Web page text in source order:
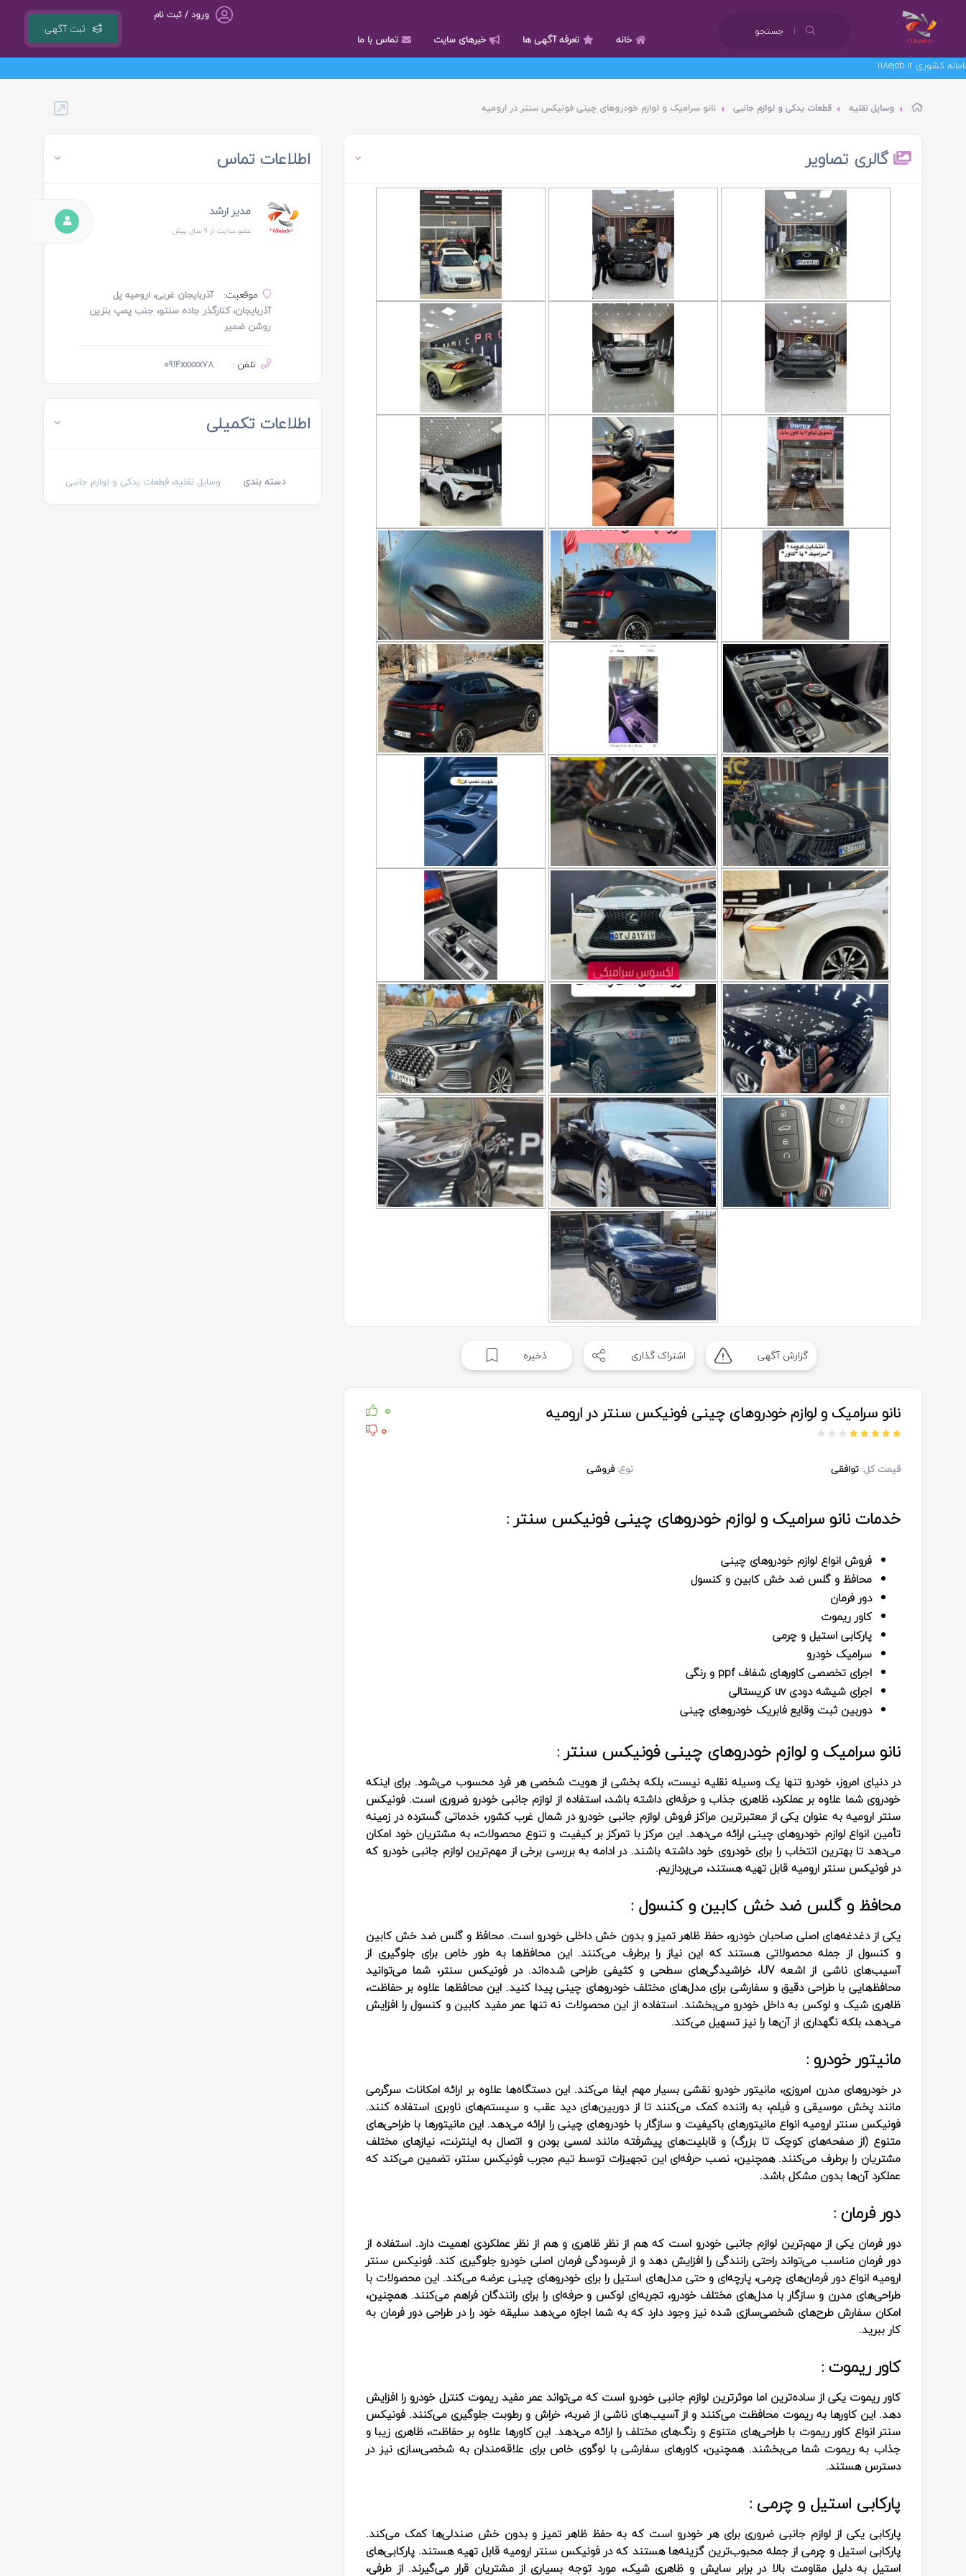
جستجو ثبت آگهی
ورود / ثبت نام
خانه تعرفه آگهی ها خبرهای سایت
تماس با ما
وسایل نقلیه قطعات یدکی و لوازم جانبی نانو سرامیک و لوازم خودروهای چینی فونیکس سنتر در ارومیه
گالری تصاویر
گزارش آگهی اشتراک گذاری ذخیره
نانو سرامیک و لوازم خودروهای چینی فونیکس سنتر در ارومیه
0
0
قیمت کل: توافقی نوع:فروشی
خدمات نانو سرامیک و لوازم خودروهای چینی فونیکس سنتر :
فروش انواع لوازم خودروهای چینی
محافظ و گلس ضد خش کابین و کنسول
دور فرمان
کاور ریموت
پارکابی استیل و چرمی
سرامیک خودرو
اجرای تخصصی کاورهای شفاف ppf و رنگی
اجرای شیشه دودی uv کریستالی
دوربین ثبت وقایع فابریک خودروهای چینی
نانو سرامیک و لوازم خودروهای چینی فونیکس سنتر :
در دنیای امروز، خودرو تنها یک وسیله نقلیه نیست، بلکه بخشی از هویت شخصی هر فرد محسوب می‌شود. برای اینکه
خودروی شما علاوه بر عملکرد، ظاهری جذاب و حرفه‌ای داشته باشد، استفاده از لوازم جانبی خودرو ضروری است. فونیکس
سنتر ارومیه به عنوان یکی از معتبرترین مراکز فروش لوازم جانبی خودرو در شمال غرب کشور، خدماتی گسترده در زمینه
تأمین انواع لوازم خودروهای چینی ارائه می‌دهد. این مرکز با تمرکز بر کیفیت و تنوع محصولات، به مشتریان خود امکان
می‌دهد تا بهترین انتخاب را برای خودروی خود داشته باشند. در ادامه به بررسی برخی از مهم‌ترین لوازم جانبی خودرو که
در فونیکس سنتر ارومیه قابل تهیه هستند، می‌پردازیم.
محافظ و گلس ضد خش کابین و کنسول :
یکی از دغدغه‌های اصلی صاحبان خودرو، حفظ ظاهر تمیز و بدون خش داخلی خودرو است. محافظ و گلس ضد خش کابین
و کنسول از جمله محصولاتی هستند که این نیاز را برطرف می‌کنند. این محافظ‌ها به طور خاص برای جلوگیری از
آسیب‌های ناشی از اشعه UV، خراشیدگی‌های سطحی و کثیفی طراحی شده‌اند. در فونیکس سنتر، شما می‌توانید
محافظ‌هایی با طراحی دقیق و سفارشی برای مدل‌های مختلف خودروهای چینی پیدا کنید. این محافظ‌ها علاوه بر حفاظت،
ظاهری شیک و لوکس به داخل خودرو می‌بخشند. استفاده از این محصولات نه تنها عمر مفید کابین و کنسول را افزایش
می‌دهد، بلکه نگهداری از آن‌ها را نیز تسهیل می‌کند.
مانیتور خودرو :
در خودروهای مدرن امروزی، مانیتور خودرو نقشی بسیار مهم ایفا می‌کند. این دستگاه‌ها علاوه بر ارائه امکانات سرگرمی
مانند پخش موسیقی و فیلم، به راننده کمک می‌کنند تا از دوربین‌های دید عقب و سیستم‌های ناوبری استفاده کنند.
فونیکس سنتر ارومیه انواع مانیتورهای باکیفیت و سازگار با خودروهای چینی را ارائه می‌دهد. این مانیتورها با طراحی‌های
متنوع (از صفحه‌های کوچک تا بزرگ) و قابلیت‌های پیشرفته مانند لمسی بودن و اتصال به اینترنت، نیازهای مختلف
مشتریان را برطرف می‌کنند. همچنین، نصب حرفه‌ای این تجهیزات توسط تیم مجرب فونیکس سنتر، تضمین می‌کند که
عملکرد آن‌ها بدون مشکل باشد.
دور فرمان :
دور فرمان یکی از مهم‌ترین لوازم جانبی خودرو است که هم از نظر ظاهری و هم از نظر عملکردی اهمیت دارد. استفاده از
دور فرمان مناسب می‌تواند راحتی رانندگی را افزایش دهد و از فرسودگی فرمان اصلی خودرو جلوگیری کند. فونیکس سنتر
ارومیه انواع دور فرمان‌های چرمی، پارچه‌ای و حتی مدل‌های استیل را برای خودروهای چینی عرضه می‌کند. این محصولات با
طراحی‌های مدرن و سازگار با مدل‌های مختلف خودرو، تجربه‌ای لوکس و حرفه‌ای را برای رانندگان فراهم می‌کنند. همچنین،
امکان سفارش طرح‌های شخصی‌سازی شده نیز وجود دارد که به شما اجازه می‌دهد سلیقه خود را در طراحی دور فرمان به
کار ببرید.
کاور ریموت :
کاور ریموت یکی از ساده‌ترین اما موثرترین لوازم جانبی خودرو است که می‌تواند عمر مفید ریموت کنترل خودرو را افزایش
دهد. این کاورها به ریموت محافظت می‌کنند و از آسیب‌های ناشی از ضربه، خراش و رطوبت جلوگیری می‌کنند. فونیکس
سنتر انواع کاور ریموت با طراحی‌های متنوع و رنگ‌های مختلف را ارائه می‌دهد. این کاورها علاوه بر حفاظت، ظاهری زیبا و
جذاب به ریموت شما می‌بخشند. همچنین، کاورهای سفارشی با لوگوی خاص برای علاقه‌مندان به شخصی‌سازی نیز در
دسترس هستند.
پارکابی استیل و چرمی :
پارکابی یکی از لوازم جانبی ضروری برای هر خودرو است که به حفظ ظاهر تمیز و بدون خش صندلی‌ها کمک می‌کند.
پارکابی استیل و چرمی از جمله محبوب‌ترین گزینه‌ها هستند که در فونیکس سنتر ارومیه قابل تهیه هستند. پارکابی‌های
استیل به دلیل مقاومت بالا در برابر سایش و ظاهری شیک، مورد توجه بسیاری از مشتریان قرار می‌گیرند. از طرفی،
اطلاعات تماس
مدیر ارشد
عضو سایت از 9 سال پیش
موقعیت:
آذربایجان غربی، ارومیه پل
آذربایجان، کنارگذر جاده سنتو، جنب پمپ بنزین
روشن ضمیر
تلفن : 0914xxxxx78
اطلاعات تکمیلی
دسته بندی وسایل نقلیه، قطعات یدکی و لوازم جانبی